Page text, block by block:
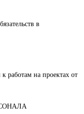
в
работам на проектах от